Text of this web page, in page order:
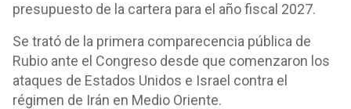
presupuesto de la cartera para el año fiscal 2027.
Se trató de la primera comparecencia pública de
Rubio ante el Congreso desde que comenzaron los
ataques de Estados Unidos e Israel contra el
régimen de Irán en Medio Oriente.